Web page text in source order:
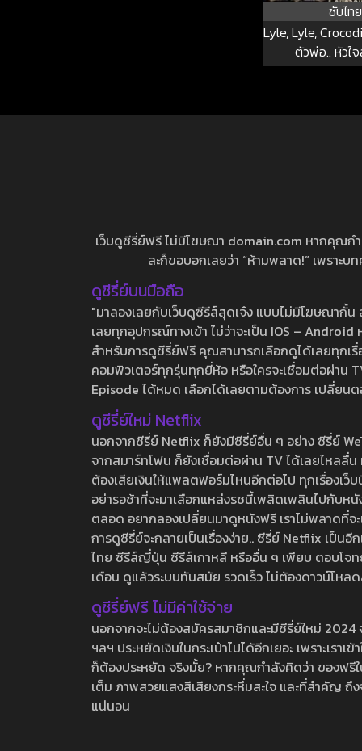
ซับไทย
Lyle, Lyle,
ตัวพ่อ.. หัวใ
เว็บดูซีรี่ย์ฟรี ไม่มีโฆษณา domain.com หากคุณก
ละก็ขอบอกเลยว่า “ห้ามพลาด!” เพราะ
ดูซีรี่ย์บนมือถือ
"มาลองเลยกับเว็บดูซีรีส์สุดเจ๋ง แบบไม่มีโฆษณากั้
เลยทุกอุปกรณ์ทางเข้า ไม่ว่าจะเป็น IOS –
สำหรับการดูซีรี่ย์ฟรี คุณสามารถเลือกดูได้เลยทุกเ
คอมพิวเตอร์ทุกรุ่นทุกยี่ห้อ หรือใครจะเชื่อมต่อผ่าน
Episode ได้หมด เลือกได้เลยตามต้องการ เปลี่ยน
ดูซีรี่ย์ใหม่ Netflix
นอกจากซีรี่ย์ Netflix ก็ยังมีซีรี่ย์อื่น ๆ อย่าง ซีรี่ย์
จากสมาร์ทโฟน ก็ยังเชื่อมต่อผ่าน TV ได้เลยไหลลื่
ต้องเสียเงินให้แพลตฟอร์มไหนอีกต่อไป ทุกเรื่องเว็
อย่ารอช้าที่จะมาเลือกแหล่งรชนี้เพลิดเพลินไปกับห
ตลอด อยากลองเปลี่ยนมาดูหนังฟรี เราไม่พลาดที่
การดูซีรี่ย์จะกลายเป็นเรื่องง่าย.. ซีรี่ย์ Netflix เป็น
ไทย ซีรีส์ญี่ปุ่น ซีรีส์เกาหลี หรืออื่น ๆ เพียบ ตอบโจท
เดือน ดูแล้วระบบทันสมัย รวดเร็ว ไม่ต้องดาวน์โห
ดูซีรี่ย์ฟรี ไม่มีค่าใช้จ่าย
นอกจากจะไม่ต้องสมัครสมาชิกและมีซีรี่ย์ใหม่
ฯลฯ ประหยัดเงินในกระเป๋าไปได้อีกเยอะ เพราะเร
ก็ต้องประหยัด จริงมั้ย? หากคุณกำลังคิดว่า ของฟ
เต็ม ภาพสวยแสงสีเสียงกระหึ่มสะใจ และที่สำคัญ
แน่นอน